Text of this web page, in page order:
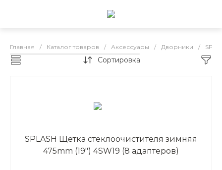
Главная / Каталог товаров / Аксессуары / Дворники /
SPLASH Зимние
Сортировка
SPLASH Щетка стеклоочистителя зимняя
475mm (19") 4SW19 (8 адаптеров)